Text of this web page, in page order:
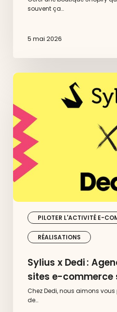
souvent ça…
5 mai 2026
PILOTER L'ACTIVITÉ E-
RÉALISATIONS
Sylius
Agence
Sylius
pour
sites
e-
commerce
sur-
mesure
Sylius x Dedi :
sites e-commerce
Chez Dedi, nous aimons
de…